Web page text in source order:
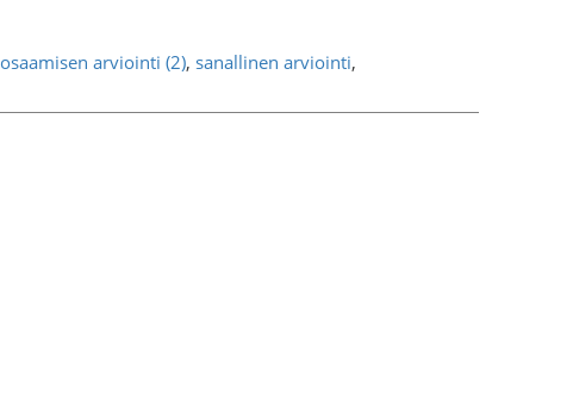
osaamisen arviointi (2), sanallinen arviointi,